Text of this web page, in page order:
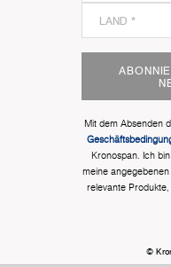
Mit dem Absenden
Kronospan. Ich
meine
relevante
©